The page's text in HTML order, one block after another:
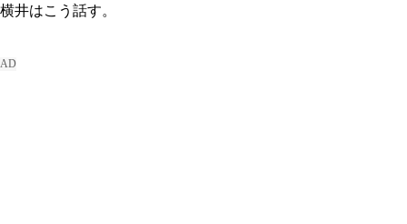
横井はこう話す。